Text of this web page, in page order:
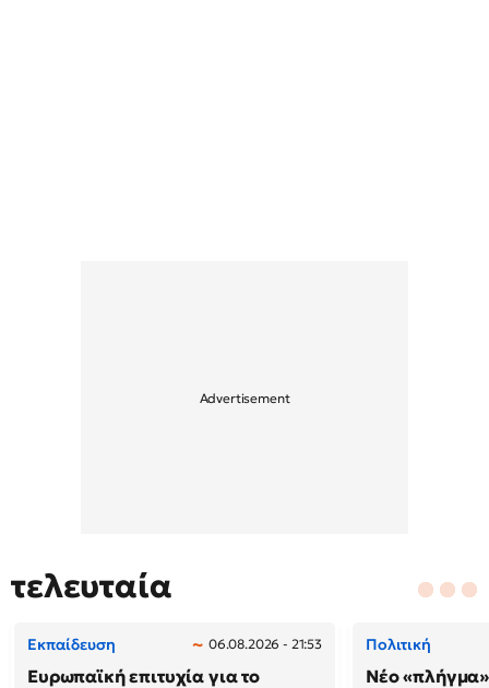
τελευταία
Εκπαίδευση 06.08.2026 - 21:53
Ευρωπαϊκή επιτυχία για το
Πολιτική
Νέο